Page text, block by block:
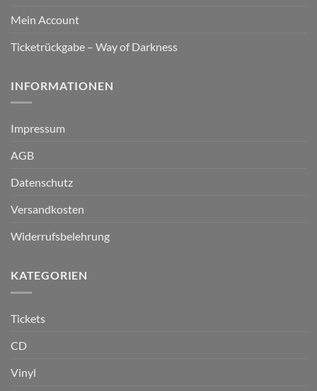
Mein Account
Ticketrückgabe – Way of Darkness
INFORMATIONEN
Impressum
AGB
Datenschutz
Versandkosten
Widerrufsbelehrung
KATEGORIEN
Tickets
CD
Vinyl